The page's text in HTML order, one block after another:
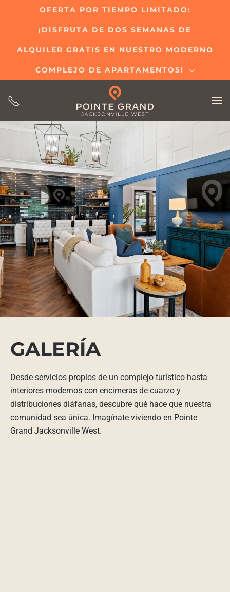
contenido
OFERTA POR TIEMPO LIMITADO:
¡DISFRUTA DE DOS SEMANAS DE
ALQUILER GRATIS EN NUESTRO MODERNO
COMPLEJO DE APARTAMENTOS!
GALERÍA
Desde servicios propios de un complejo turístico hasta
interiores modernos con encimeras de cuarzo y
distribuciones diáfanas, descubre qué hace que nuestra
comunidad sea única. Imagínate viviendo en Pointe
Grand Jacksonville West.